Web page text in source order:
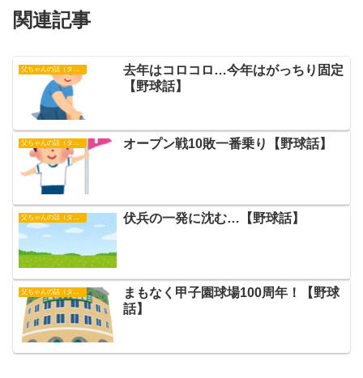
関連記事
去年はコロコロ…今年はがっちり固定
【野球話】
父ちゃんの話（タイガース） オープン戦10敗一番乗り【野球話】
父ちゃんの話（タイガース） 伏兵の一発に沈む…【野球話】
まもなく甲子園球場100周年！【野球
話】